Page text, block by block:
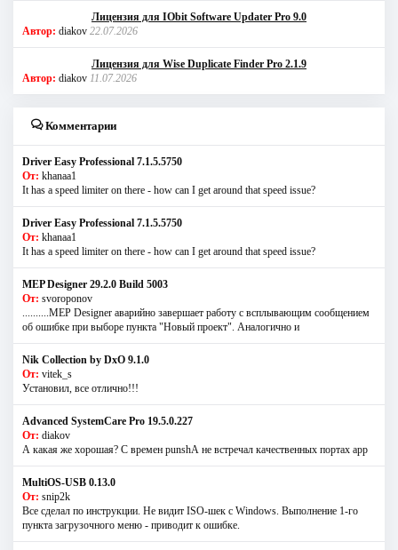
Лицензия для IObit Software Updater Pro 9.0
Автор: diakov 22.07.2026
Лицензия для Wise Duplicate Finder Pro 2.1.9
Автор: diakov 11.07.2026
Комментарии
Driver Easy Professional 7.1.5.5750
От: khanaa1
It has a speed limiter on there - how can I get around that speed issue?
Driver Easy Professional 7.1.5.5750
От: khanaa1
It has a speed limiter on there - how can I get around that speed issue?
MEP Designer 29.2.0 Build 5003
От: svoroponov
..........MEP Designer аварийно завершает работу с всплывающим сообщением
об ошибке при выборе пункта "Новый проект". Аналогично и
Nik Collection by DxO 9.1.0
От: vitek_s
Установил, все отлично!!!
Advanced SystemCare Pro 19.5.0.227
От: diakov
А какая же хорошая? С времен punshА не встречал качественных портах app
MultiOS-USB 0.13.0
От: snip2k
Все сделал по инструкции. Не видит ISO-шек с Windows. Выполнение 1-го
пункта загрузочного меню - приводит к ошибке.